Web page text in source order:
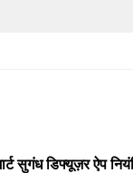
सुगंध डिफ्यूज़र ऐप